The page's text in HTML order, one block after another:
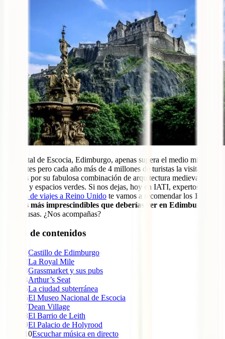
La capital de Escocia, Edimburgo, apenas supera el medio millón de
habitantes pero cada año más de 4 millones de turistas la visitan
atraídos por su fabulosa combinación de arquitectura medieval,
historia y espacios verdes. Si nos dejas, hoy en IATI, expertos en
seguros de viajes a Reino Unido te vamos a recomendar los 10
lugares más imprescindibles que deberías ver en Edimburgo
sin excusas. ¿Nos acompañas?
Tabla de contenidos
Castillo de Edimburgo
2La Royal Mile
3Grassmarket y sus pubs
4Arthur’s Seat
5La ciudad subterránea
6El Museo Nacional de Escocia
7Dean Village
8El Barrio de Leith
9El Palacio de Holyrood
10Escuchar música en directo